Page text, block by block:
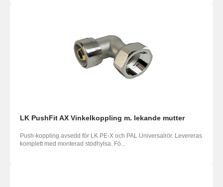
LK PushFit AX Vinkelkoppling m. lekande mutter
Push-koppling avsedd för LK PE-X och PAL Universalrör. Levereras
komplett med monterad stödhylsa. Fö...